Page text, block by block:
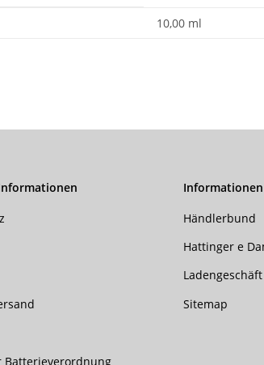
10,00 ml
Batterieverordnung
Informationen
Händlerbund
Hattinger e
Ladengeschäft
Sitemap